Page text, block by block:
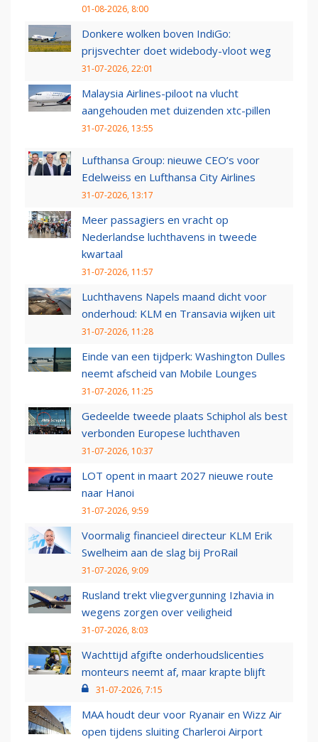
01-08-2026, 8:00
Donkere wolken boven IndiGo:
prijsvechter doet widebody-vloot weg
31-07-2026, 22:01
Malaysia Airlines-piloot na vlucht
aangehouden met duizenden xtc-pillen
31-07-2026, 13:55
Lufthansa Group: nieuwe CEO’s voor
Edelweiss en Lufthansa City Airlines
31-07-2026, 13:17
Meer passagiers en vracht op
Nederlandse luchthavens in tweede
kwartaal
31-07-2026, 11:57
Luchthavens Napels maand dicht voor
onderhoud: KLM en Transavia wijken uit
31-07-2026, 11:28
Einde van een tijdperk: Washington Dulles
neemt afscheid van Mobile Lounges
31-07-2026, 11:25
Gedeelde tweede plaats Schiphol als best
verbonden Europese luchthaven
31-07-2026, 10:37
LOT opent in maart 2027 nieuwe route
naar Hanoi
31-07-2026, 9:59
Voormalig financieel directeur KLM Erik
Swelheim aan de slag bij ProRail
31-07-2026, 9:09
Rusland trekt vliegvergunning Izhavia in
wegens zorgen over veiligheid
31-07-2026, 8:03
Wachttijd afgifte onderhoudslicenties
monteurs neemt af, maar krapte blijft
31-07-2026, 7:15
MAA houdt deur voor Ryanair en Wizz Air
open tijdens sluiting Charleroi Airport